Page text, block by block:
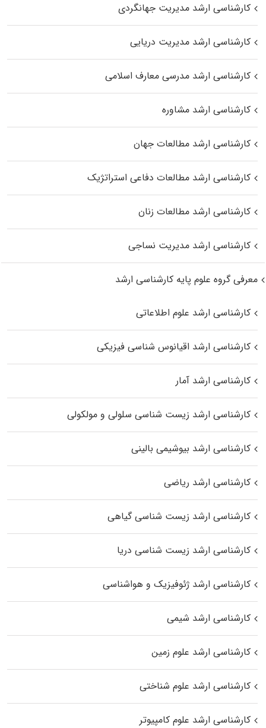
کارشناسی ارشد مدیریت جهانگردی
کارشناسی ارشد مدیریت دریایی
کارشناسی ارشد مدرسی معارف اسلامی
کارشناسی ارشد مشاوره
کارشناسی ارشد مطالعات جهان
کارشناسی ارشد مطالعات دفاعی استراتژیک
کارشناسی ارشد مطالعات زنان
کارشناسی ارشد مدیریت نساجی
معرفی گروه علوم پایه کارشناسی ارشد
کارشناسی ارشد علوم اطلاعاتی
کارشناسی ارشد اقیانوس‌ شناسی فیزیکی
کارشناسی ارشد آمار
کارشناسی ارشد زیست شناسی سلولی و مولکولی
کارشناسی ارشد بیوشیمی بالینی
کارشناسی ارشد ریاضی
کارشناسی ارشد زیست‌ شناسی گیاهی
کارشناسی ارشد زیست‌ شناسی دریا
کارشناسی ارشد ژئوفیزیک و هواشناسی
کارشناسی ارشد شیمی
کارشناسی ارشد علوم زمین
کارشناسی ارشد علوم شناختی
کارشناسی ارشد علوم کامپیوتر